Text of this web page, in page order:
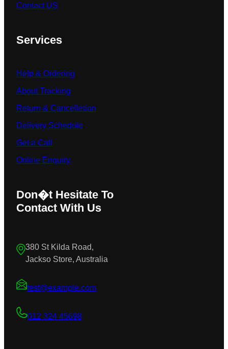
Contact US
Services
Help & Ordering
About Tracking
Return & Cancelletion
Delivery Schedule
Get a Call
Online Enquiry
Don�t Hesitate To
Contact With Us
380 St Kilda Road,
Jackso Store, Australia
test@example.com
012 324 45698